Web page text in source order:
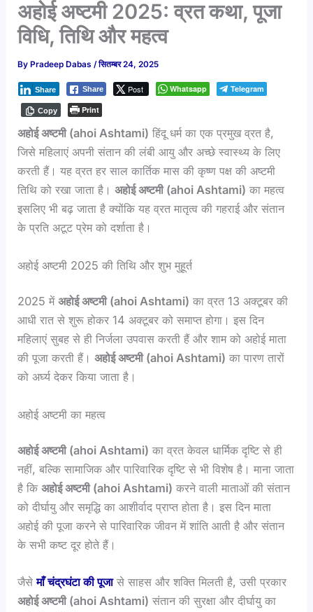
अहोई अष्टमी 2025: व्रत कथा, पूजा
विधि, तिथि और महत्व
By Pradeep Dabas/सितम्बर 24, 2025
Share Post
Share Whatsapp Telegram
Copy Print
अहोईअष्टमी (ahoi Ashtami) हिंदू धर्म का एक प्रमुख व्रत है,
जिसे महिलाएं अपनी संतान की लंबी आयु और अच्छे स्वास्थ्य के लिए
करती हैं। यह व्रत हर साल कार्तिक मास की कृष्ण पक्ष की अष्टमी
तिथि को रखा जाता है।अहोईअष्टमी (ahoi Ashtami) का महत्व
इसलिए भी बढ़ जाता है क्योंकि यह व्रत मातृत्व की गहराई और संतान
के प्रति अटूट प्रेम को दर्शाता है।
अहोई अष्टमी 2025 की तिथि और शुभ मुहूर्त
2025 मेंअहोईअष्टमी (ahoi Ashtami) का व्रत 13 अक्टूबर की
आधी रात से शुरू होकर 14 अक्टूबर को समाप्त होगा। इस दिन
महिलाएं सुबह से ही निर्जला उपवास करती हैं और शाम को अहोई माता
की पूजा करती हैं।अहोईअष्टमी (ahoi Ashtami) का पारण तारों
को अर्घ्य देकर किया जाता है।
अहोई अष्टमी का महत्व
अहोईअष्टमी (ahoi Ashtami) का व्रत केवल धार्मिक दृष्टि से ही
नहीं, बल्कि सामाजिक और पारिवारिक दृष्टि से भी विशेष है। माना जाता
है किअहोईअष्टमी (ahoi Ashtami) करने वाली माताओं की संतान
को दीर्घायु और समृद्धि का आशीर्वाद प्राप्त होता है। इस दिन माता
अहोई की पूजा करने से पारिवारिक जीवन में शांति आती है और संतान
के सभी कष्ट दूर होते हैं।
जैसेमाँ चंद्रघंटा की पूजासे साहस और शक्ति मिलती है, उसी प्रकार
अहोईअष्टमी (ahoi Ashtami) संतान की सुरक्षा और दीर्घायु का